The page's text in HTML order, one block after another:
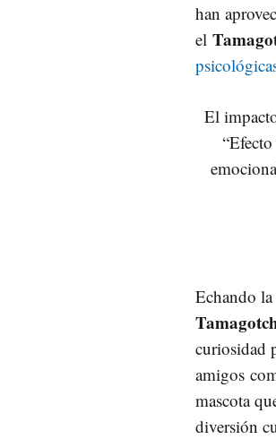
han
el
El
Echando
curiosidad
amigos
mascota
diversión